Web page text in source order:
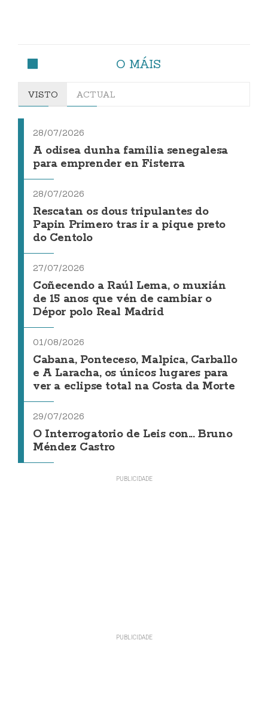
O MÁIS
VISTO ACTUAL
28/07/2026
A odisea dunha familia senegalesa
para emprender en Fisterra
28/07/2026
Rescatan os dous tripulantes do
Papin Primero tras ir a pique preto
do Centolo
27/07/2026
Coñecendo a Raúl Lema, o muxián
de 15 anos que vén de cambiar o
Dépor polo Real Madrid
01/08/2026
Cabana, Ponteceso, Malpica, Carballo
e A Laracha, os únicos lugares para
ver a eclipse total na Costa da Morte
29/07/2026
O Interrogatorio de Leis con... Bruno
Méndez Castro